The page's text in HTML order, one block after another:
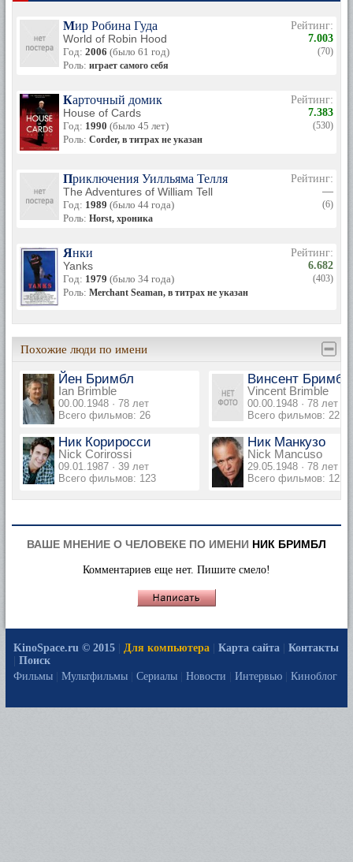
Мир Робина Гуда
World of Robin Hood
Год: 2006 (было 61 год)
Роль: играет самого себя
Рейтинг:
7.003
(70)
Карточный домик
House of Cards
Год: 1990 (было 45 лет)
Роль: Corder, в титрах не указан
Рейтинг:
7.383
(530)
Приключения Уилльяма Телля
The Adventures of William Tell
Год: 1989 (было 44 года)
Роль: Horst, хроника
Рейтинг:
—
(6)
Янки
Yanks
Год: 1979 (было 34 года)
Роль: Merchant Seaman, в титрах не указан
Рейтинг:
6.682
(403)
Похожие люди по имени
Йен Бримбл
Ian Brimble
00.00.1948 · 78 лет
Всего фильмов: 26
Винсент Бримбл
Vincent Brimble
00.00.1948 · 78 лет
Всего фильмов: 22
Ник Кориросси
Nick Corirossi
09.01.1987 · 39 лет
Всего фильмов: 123
Ник Манкузо
Nick Mancuso
29.05.1948 · 78 лет
Всего фильмов: 122
ВАШЕ МНЕНИЕ О ЧЕЛОВЕКЕ ПО ИМЕНИ НИК БРИМБЛ
Комментариев еще нет. Пишите смело!
KinoSpace.ru © 2015 Для компьютера Карта сайта
Контакты
Поиск
Фильмы
Мультфильмы Сериалы Новости Интервью Киноблог